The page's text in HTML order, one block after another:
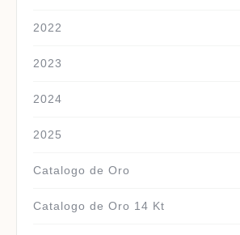
2022
2023
2024
2025
Catalogo de Oro
Catalogo de Oro 14 Kt